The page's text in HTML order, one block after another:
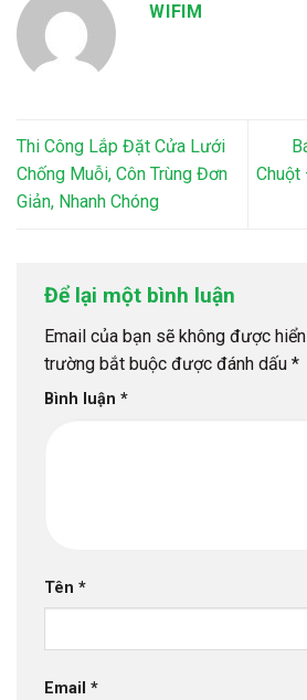
WIFIM
Thi Công Lắp Đặt Cửa Lưới
Chống Muỗi, Côn Trùng Đơn
Giản, Nhanh Chóng
Chuột
Để lại một bình luận
Email của bạn sẽ không được
trường bắt buộc được đánh dấu *
Bình luận *
Tên *
Email *